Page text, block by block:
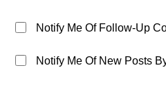
Notify Me Of Follow-Up
Notify Me Of New Posts